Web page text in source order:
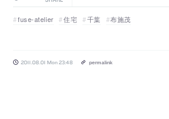
fuse-atelier 住宅 千葉 布施茂
2011.08.01 Mon 23:48 permalink